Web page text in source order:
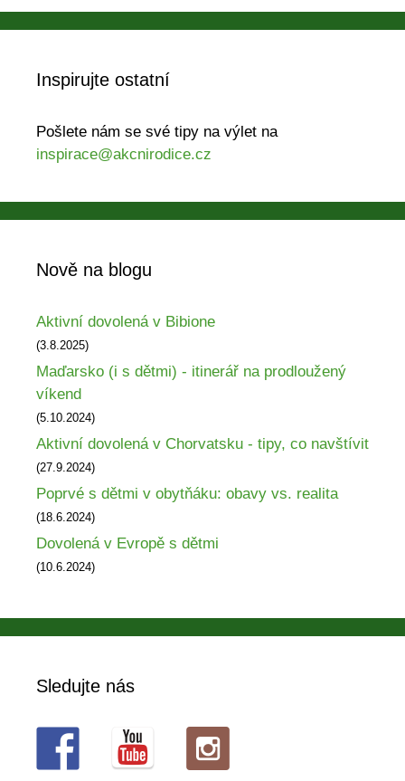
Inspirujte ostatní
Pošlete nám se své tipy na výlet na
inspirace@akcnirodice.cz
Nově na blogu
Aktivní dovolená v Bibione
(3.8.2025)
Maďarsko (i s dětmi) - itinerář na prodloužený
víkend
(5.10.2024)
Aktivní dovolená v Chorvatsku - tipy, co navštívit
(27.9.2024)
Poprvé s dětmi v obytňáku: obavy vs. realita
(18.6.2024)
Dovolená v Evropě s dětmi
(10.6.2024)
Sledujte nás